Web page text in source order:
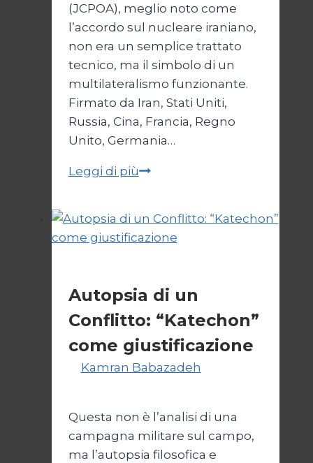
(JCPOA), meglio noto come
l’accordo sul nucleare iraniano,
non era un semplice trattato
tecnico, ma il simbolo di un
multilateralismo funzionante.
Firmato da Iran, Stati Uniti,
Russia, Cina, Francia, Regno
Unito, Germania…
Leggi di piùJCPOA,
del
Diritto
Autopsia di un
Conflitto: “Katechon”
come giustificazione
Kamran Babazadeh
Questa non è l’analisi di una
campagna militare sul campo,
ma l’autopsia filosofica e